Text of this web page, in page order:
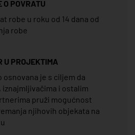
O POVRATU
robe u roku od 14 dana od
robe
U PROJEKTIMA
osnovana je s ciljem da
i ostalim
pruži mogućnost
njihovih objekata na